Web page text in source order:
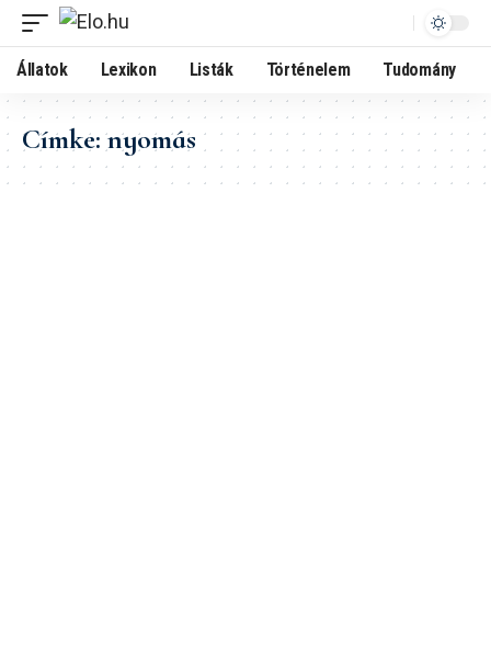
Állatok Lexikon Listák Történelem Tudomány
Címke:nyomás